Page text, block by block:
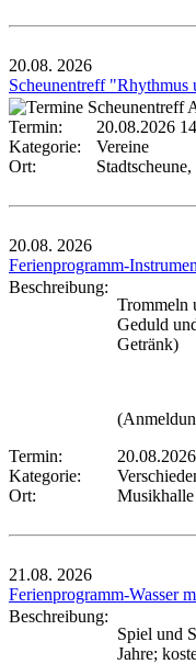
20.08. 2026
Scheunentreff
Termin:
20.08.2026
Kategorie:
Vereine
Ort:
20.08. 2026
Ferienprogramm-
Beschreibung:
Trommeln
Geduld
Getränk)
Termin:
Kategorie:
Ort:
Musikhalle
21.08. 2026
Ferienprogramm-Wasser
Beschreibung:
Spiel und
Jahre;